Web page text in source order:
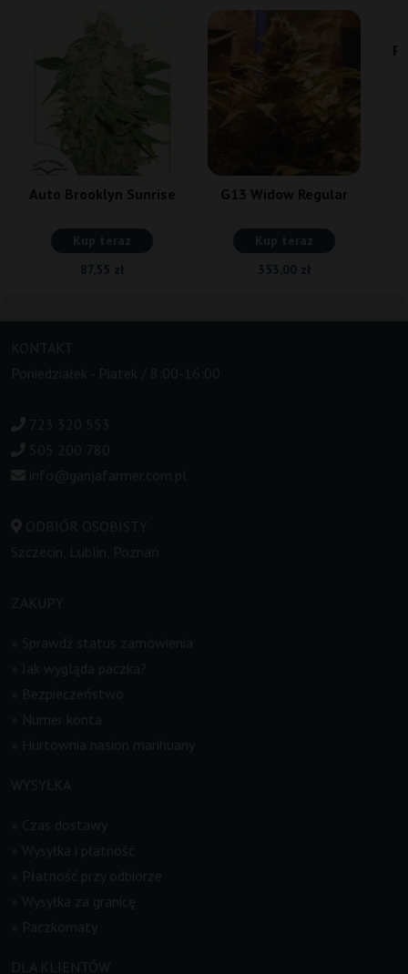
Auto Brooklyn Sunrise
Kup teraz
87,55 zł
G13 Widow Regular
Kup teraz
353,00 zł
KONTAKT
Poniedziałek - Piatek / 8:00-16:00
723 320 553
505 200 780
info@ganjafarmer.com.pl
ODBIÓR OSOBISTY
Szczecin, Lublin, Poznań
ZAKUPY
Sprawdź status zamówienia
Jak wygląda paczka?
Bezpieczeństwo
Numer konta
Hurtownia nasion marihuany
WYSYŁKA
Czas dostawy
Wysyłka i płatność
Płatność przy odbiorze
Wysyłka za granicę
Paczkomaty
DLA KLIENTÓW